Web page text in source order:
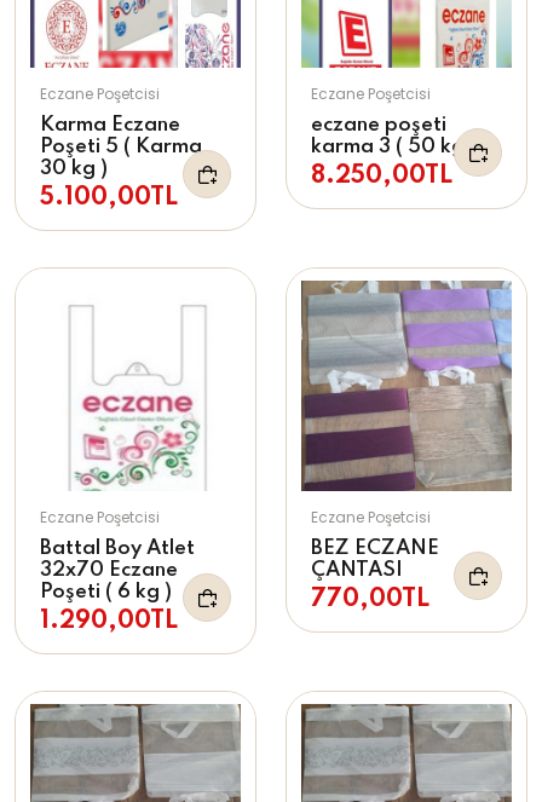
Eczane Poşetcisi
Karma Eczane
Poşeti 5 ( Karma
30 kg )
5.100,00TL
Eczane Poşetcisi
eczane poşeti
karma 3 ( 50 kg )
8.250,00TL
Eczane Poşetcisi
Battal Boy Atlet
32x70 Eczane
Poşeti ( 6 kg )
1.290,00TL
Eczane Poşetcisi
BEZ ECZANE
ÇANTASI
770,00TL